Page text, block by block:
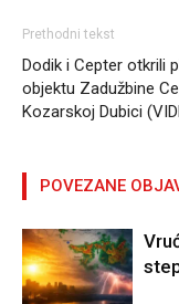
Prethodni tekst
Dodik i Cepter otkrili
objektu Zadužbine
Kozarskoj Dubici
POVEZANE